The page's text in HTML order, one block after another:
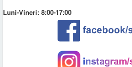
Luni-Vineri: 8:00-17:00